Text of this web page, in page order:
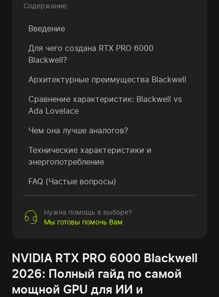
Содержание:
Введение
Для чего создана RTX PRO 6000
Blackwell?
Архитектурные преимущества Blackwell
Сравнение характеристик: Blackwell vs
Ada Lovelace
Чем она лучше аналогов?
Технические характеристики и
энергопотребление
FAQ (Частые вопросы)
Нужна помощь в выборе?
Мы готовы помочь Вам
NVIDIA RTX PRO 6000 Blackwell
2026: Полный гайд по самой
мощной GPU для ИИ и